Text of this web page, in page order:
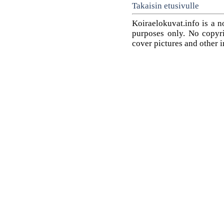
Takaisin etusivulle
Koiraelokuvat.info is a
purposes only. No
cover pictures and other